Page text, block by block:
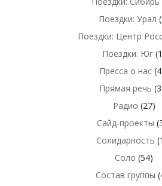
Поездки: Урал
Поездки: Центр
Поездки: Юг
Пресса о нас
Прямая речь
Радио (27)
Сайд-проекты
Солидарность
Соло (54)
Состав группы